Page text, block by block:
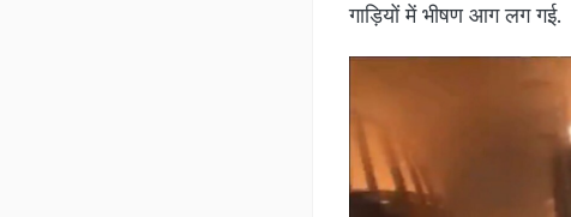
गाड़ियों में भीषण आग लग गई.